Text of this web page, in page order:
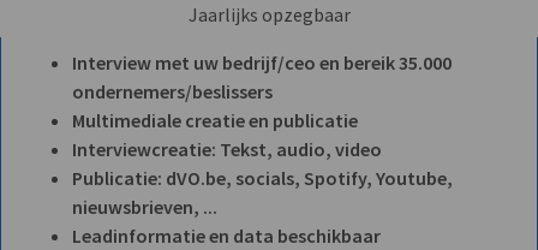
Jaarlijks opzegbaar
Interview met uw bedrijf/ceo en bereik 35.000
ondernemers/beslissers
Multimediale creatie en publicatie
Interviewcreatie: Tekst, audio, video
Publicatie: dVO.be, socials, Spotify, Youtube,
nieuwsbrieven, ...
Leadinformatie en data beschikbaar